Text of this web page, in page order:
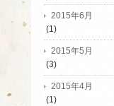
2015年6月
(1)
2015年5月
(3)
2015年4月
(1)